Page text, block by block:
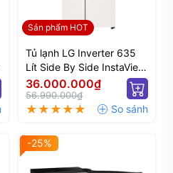
Sản phẩm HOT
Tủ lạnh LG Inverter 635
Lít Side By Side InstaView
Door-in-Door GR-X257BG
36.000.000₫
56.990.000₫
-25%